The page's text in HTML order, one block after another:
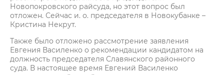
Новопокровского райсуда, но этот вопрос был
отложен. Сейчас и. о. председателя в Новокубанке –
Кристина Некрут.
Также было отложено рассмотрение заявления
Евгения Василенко о рекомендации кандидатом на
должность председателя Славянского районного
суда. В настоящее время Евгений Василенко